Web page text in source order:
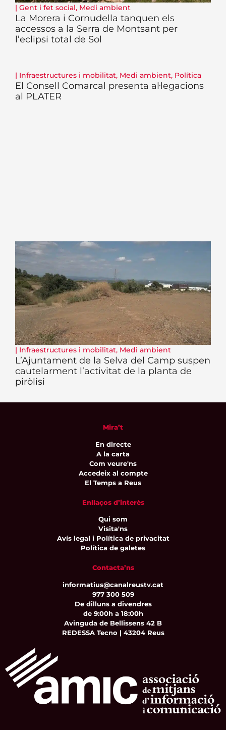
| Gent i fet social, Medi ambient
La Morera i Cornudella tanquen els
accessos a la Serra de Montsant per
l’eclipsi total de Sol
| Infraestructures i mobilitat, Medi ambient, Política
El Consell Comarcal presenta al·legacions
al PLATER
| Infraestructures i mobilitat, Medi ambient
L’Ajuntament de la Selva del Camp suspen
cautelarment l’activitat de la planta de
piròlisi
Mira’t
En directe
A la carta
Com veure'ns
Accedeix al compte
El Temps a Reus
Enllaços d’interès
Qui som
Visita'ns
Avís legal i Política de privacitat
Política de galetes
Contacta’ns
informatius@canalreustv.cat
977 300 509
De dilluns a divendres
de 9:00h a 18:00h
Avinguda de Bellissens 42 B
REDESSA Tecno | 43204 Reus